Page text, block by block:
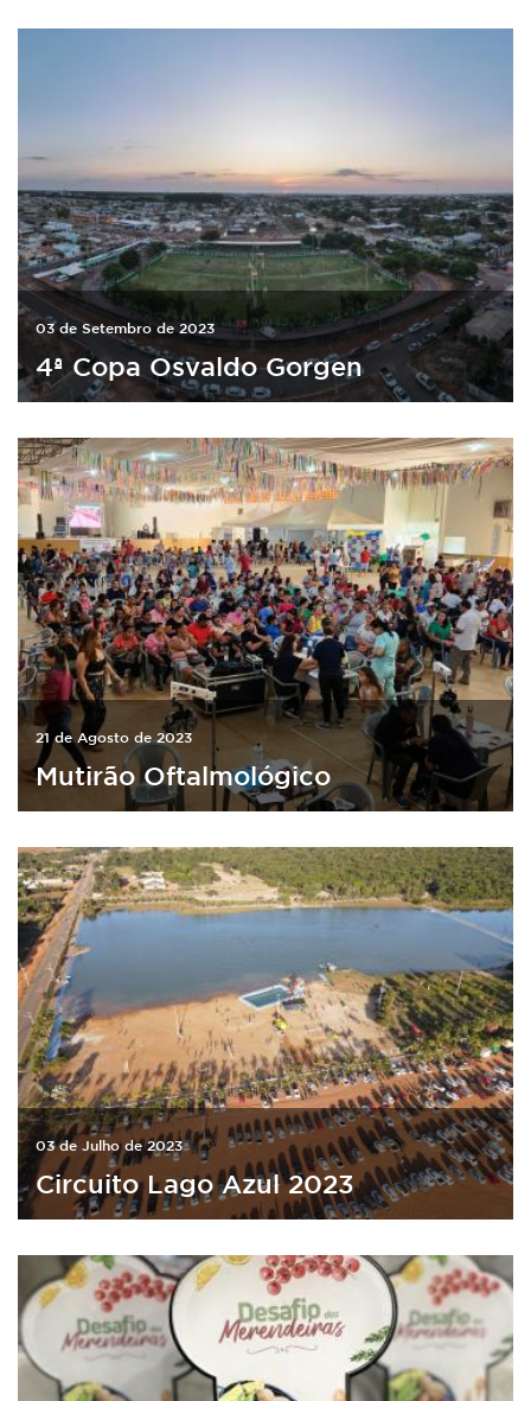
03 de Setembro de 2023
4ª Copa Osvaldo Gorgen
21 de Agosto de 2023
Mutirão Oftalmológico
03 de Julho de 2023
Circuito Lago Azul 2023